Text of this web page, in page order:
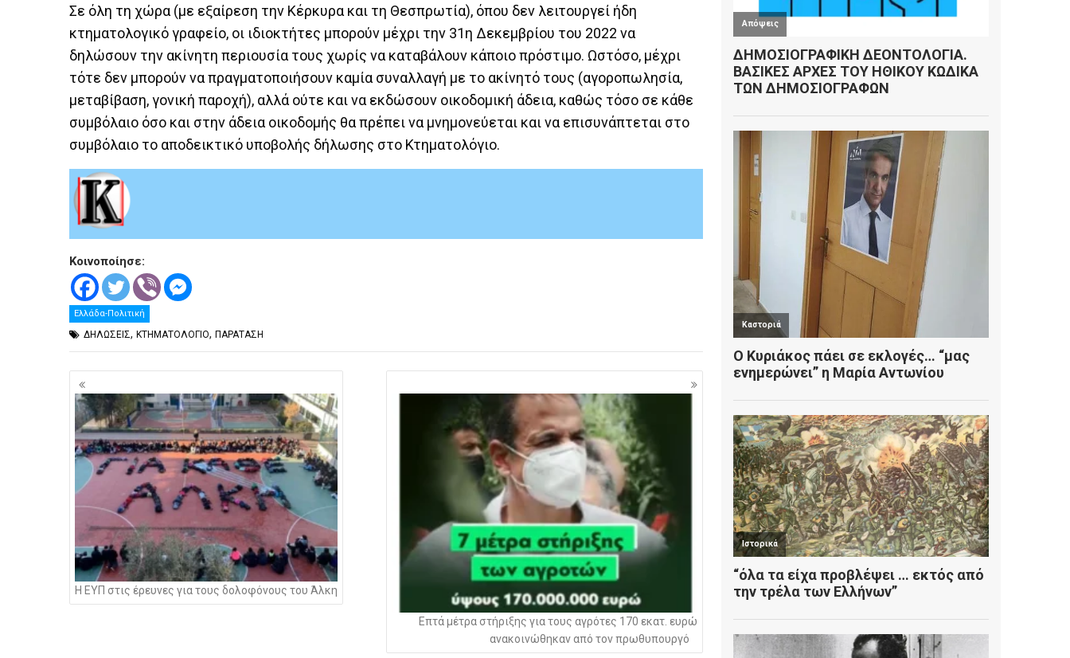
Σε όλη τη χώρα (με εξαίρεση την Κέρκυρα και τη Θεσπρωτία), όπου δεν λειτουργεί ήδη
κτηματολογικό γραφείο, οι ιδιοκτήτες μπορούν μέχρι την 31η Δεκεμβρίου του 2022 να
δηλώσουν την ακίνητη περιουσία τους χωρίς να καταβάλουν κάποιο πρόστιμο. Ωστόσο, μέχρι
τότε δεν μπορούν να πραγματοποιήσουν καμία συναλλαγή με το ακίνητό τους (αγοροπωλησία,
μεταβίβαση, γονική παροχή), αλλά ούτε και να εκδώσουν οικοδομική άδεια, καθώς τόσο σε κάθε
συμβόλαιο όσο και στην άδεια οικοδομής θα πρέπει να μνημονεύεται και να επισυνάπτεται στο
συμβόλαιο το αποδεικτικό υποβολής δήλωσης στο Κτηματολόγιο.
Κοινοποίησε:
Ελλάδα-Πολιτική
ΔΗΛΩΣΕΙΣ, ΚΤΗΜΑΤΟΛΟΓΙΟ, ΠΑΡΑΤΑΣΗ
Πλοήγηση
άρθρων
Η ΕΥΠ στις έρευνες για τους δολοφόνους του Άλκη
Επτά μέτρα στήριξης για τους αγρότες 170 εκατ. ευρώ
ανακοινώθηκαν από τον πρωθυπουργό